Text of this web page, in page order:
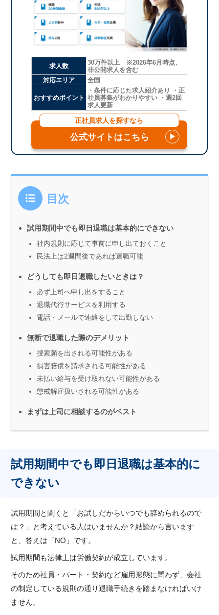
求人数
30万件以上 ※2026年6月時点、
非公開求人を含む
対応エリア
全国
おすすめポイント
・条件に応じた求人紹介あり ・正
社員募集がわかりやすい ・週2回
求人更新
正社員求人を探すなら
公式サイトはこちら ▶
目次
試用期間中でも即日退職は基本的にできない
社内規則に応じて事前に申し出ておくこと
民法上は2週間後であれば退職可能
どうしても即日退職したいときは？
必ず上司へ申し出をすること
退職代行サービスを利用する
電話・メールで連絡をして出勤しない
無断で退職した際のデメリット
捜索願を出される可能性がある
損害賠償を請求される可能性がある
未払い給与を受け取れない可能性がある
懲戒解雇扱いされる可能性がある
まずは上司に相談するのがベスト
試用期間中でも即日退職は基本的に
できない
試用期間と聞くと「お試しだからいつでも辞められるので
は？」と考えている人はいませんか？結論から言います
と、答えは「NO」です。
試用期間も法律上は労働契約が成立しています。
そのため社員・パート・契約など雇用形態に問わず、会社
の制定している規則の通り退職手続きを踏まなければいけ
ません。